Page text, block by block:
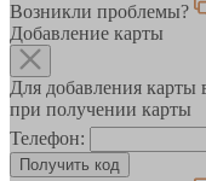
Возникли проблемы?
Добавление карты
Для добавления карты
при получении карты
Телефон: